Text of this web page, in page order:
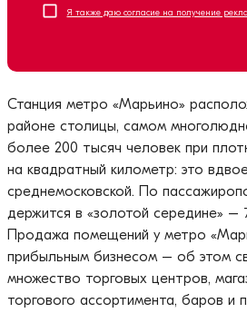
Я также даю согласие на получение
Станция метро «Марьино»
районе столицы, самом
более 200 тысяч человек при
на квадратный километр: это
среднемосковской. По
держится в «золотой середине» –
Продажа помещений у метро
прибыльным бизнесом – об этом
множество торговых центров,
торгового ассортимента, баров и